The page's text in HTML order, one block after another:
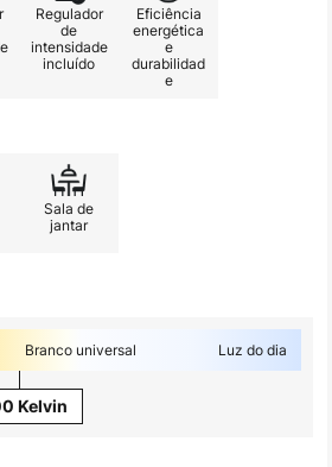
Regulador
de
intensidade
incluído
Eficiência
energética
e
durabilidad
e
Sala de
jantar
Branco universal Luz do dia
Kelvin